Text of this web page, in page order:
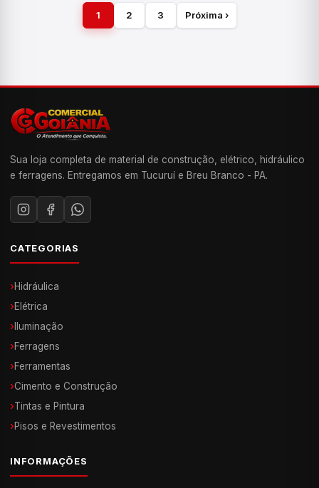
1 2 3 Próxima ›
Sua loja completa de material de construção, elétrico, hidráulico
e ferragens. Entregamos em Tucuruí e Breu Branco - PA.
CATEGORIAS
›Hidráulica
›Elétrica
› Iluminação
›Ferragens
›Ferramentas
›Cimento e Construção
›Tintas e Pintura
›Pisos e Revestimentos
INFORMAÇÕES